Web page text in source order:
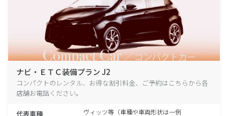
ナビ・ＥＴＣ装備プラン J2
コンパクトのレンタル、お得な割引料金、ご予約はこちらから各
店舗お電話ください。
代表車種
ヴィッツ等（車種や車両形状は一例